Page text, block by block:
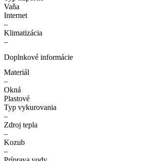
Vaňa
Internet
–
Klimatizácia
–
Doplnkové informácie
Materiál
–
Okná
Plastové
Typ vykurovania
–
Zdroj tepla
–
Kozub
–